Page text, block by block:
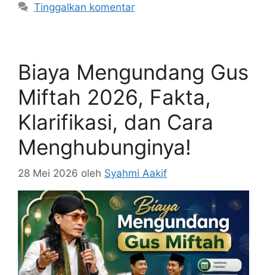
Tinggalkan komentar
Biaya Mengundang Gus
Miftah 2026, Fakta,
Klarifikasi, dan Cara
Menghubunginya!
28 Mei 2026 oleh Syahmi Aakif